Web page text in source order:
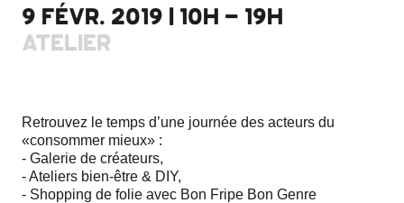
9 FÉVR. 2019 | 10H - 19H
ATELIER
Retrouvez le temps d’une journée des acteurs du
«consommer mieux» :
- Galerie de créateurs,
- Ateliers bien-être & DIY,
- Shopping de folie avec Bon Fripe Bon Genre